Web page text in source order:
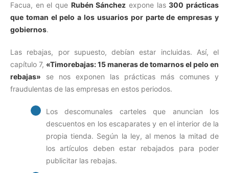
Facua, en el que Rubén Sánchez expone las300 prácticas
que toman el pelo a los usuarios por parte de empresas y
gobiernos.
Las rebajas, por supuesto, debían estar incluidas. Así, el
capítulo 7, «Timorebajas: 15 maneras de tomarnos el pelo en
rebajas» se nos exponen las prácticas más comunes y
fraudulentas de las empresas en estos periodos.
Los descomunales carteles que anuncian los
descuentos en los escaparates y en el interior de la
propia tienda. Según la ley, al menos la mitad de
los artículos deben estar rebajados para poder
publicitar las rebajas.